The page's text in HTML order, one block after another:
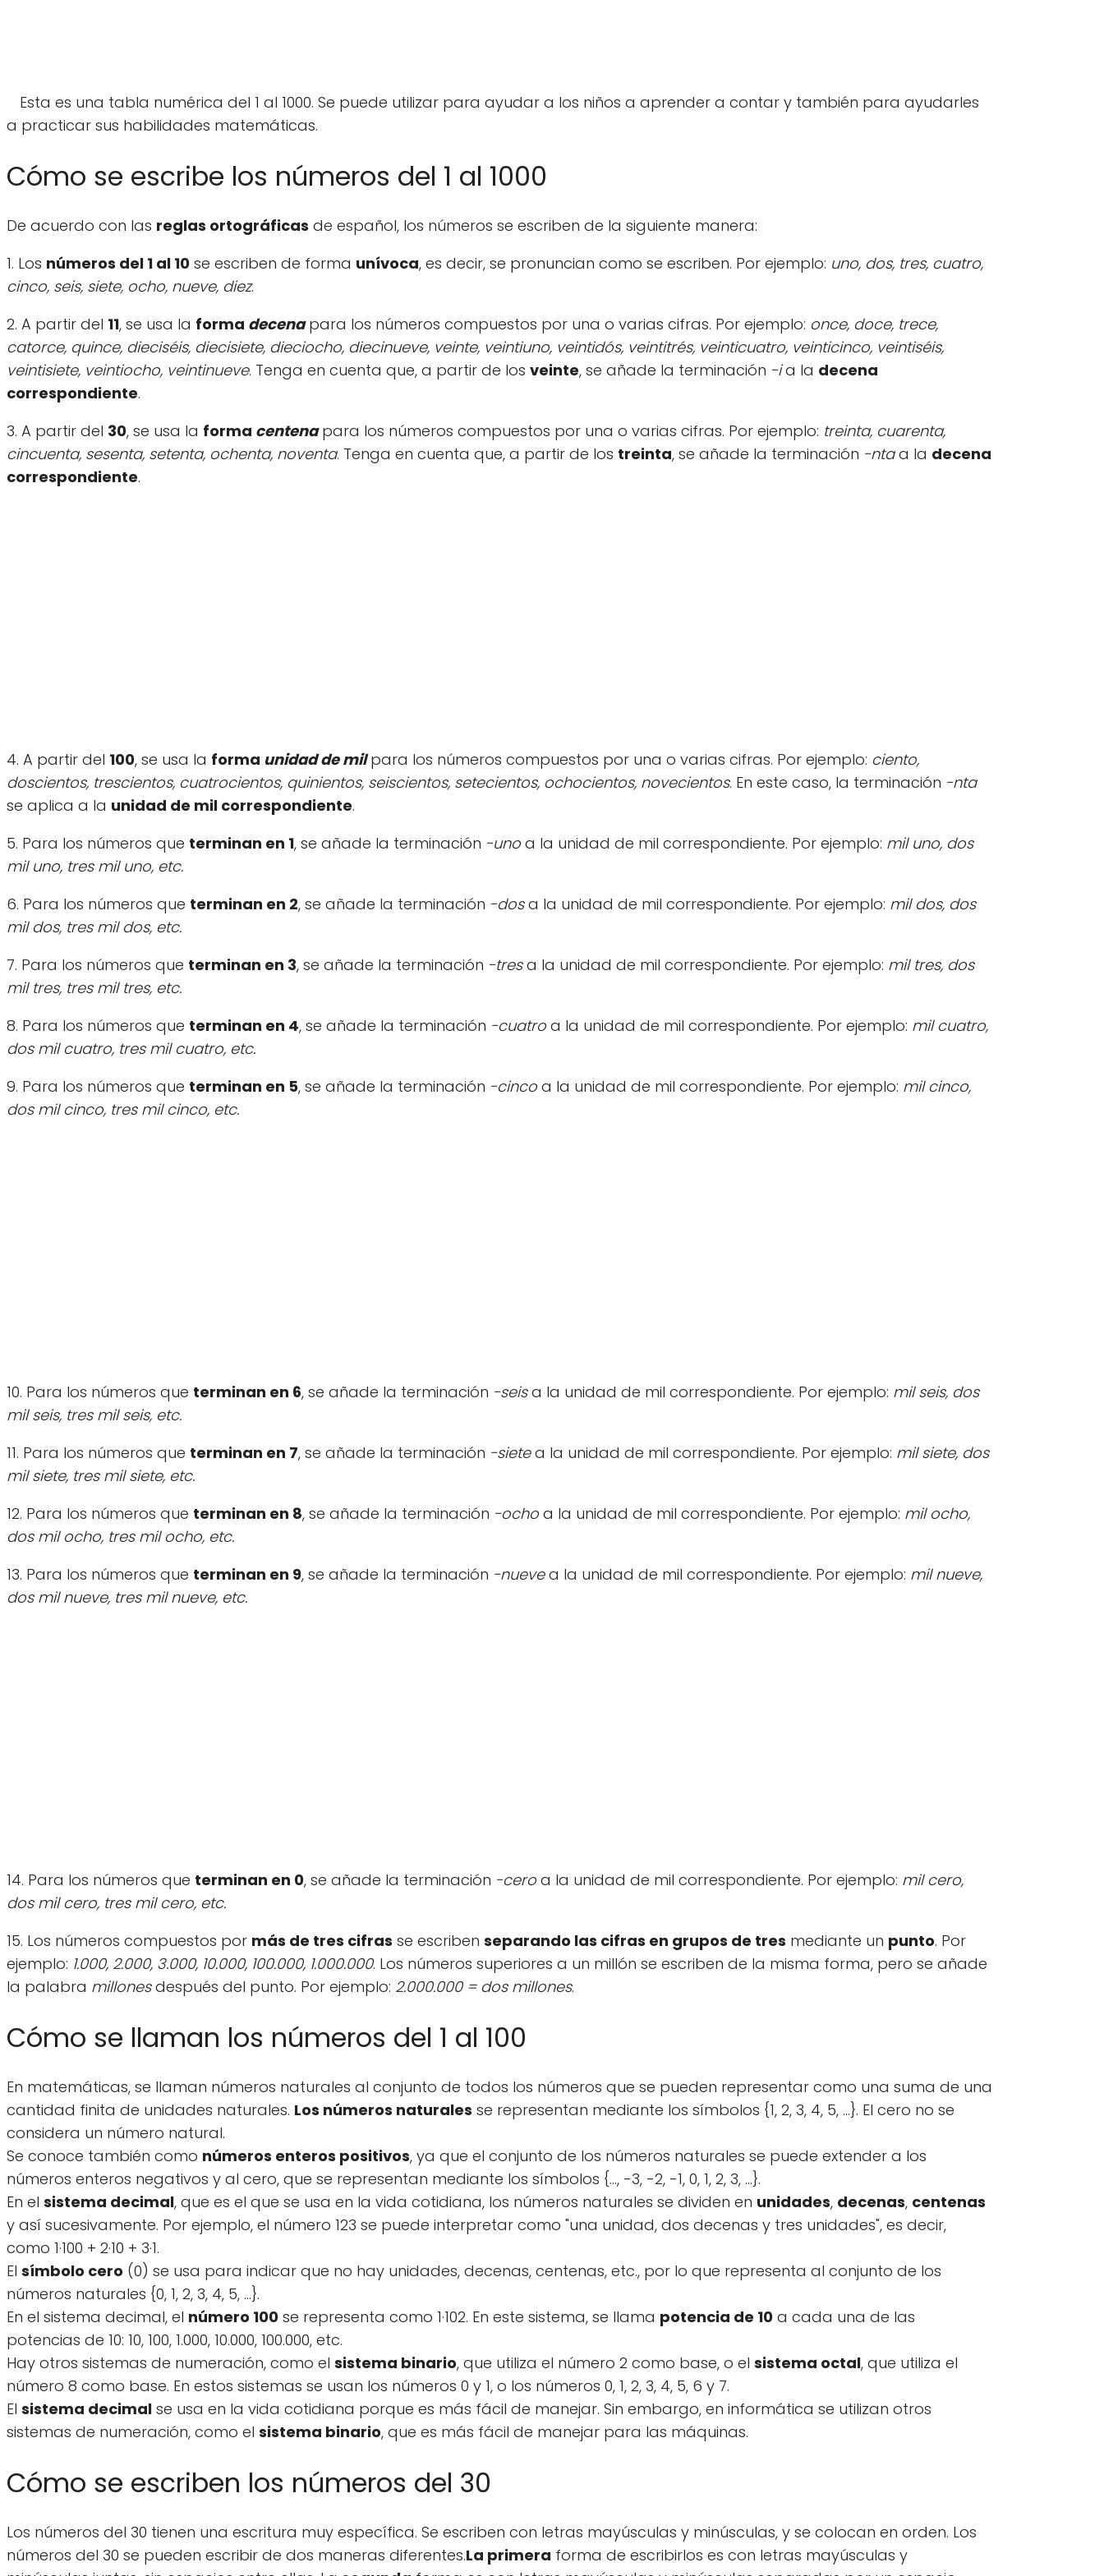
Esta es una tabla numérica del 1 al 1000. Se puede utilizar para ayudar a los niños a aprender a contar y también para ayudarles
a practicar sus habilidades matemáticas.
Cómo se escribe los números del 1 al 1000
De acuerdo con las reglas ortográficas de español, los números se escriben de la siguiente manera:
1. Los números del 1 al 10 se escriben de forma unívoca, es decir, se pronuncian como se escriben. Por ejemplo: uno, dos, tres, cuatro,
cinco, seis, siete, ocho, nueve, diez.
2. A partir del 11, se usa la forma decenapara los números compuestos por una o varias cifras. Por ejemplo: once, doce, trece,
catorce, quince, dieciséis, diecisiete, dieciocho, diecinueve, veinte, veintiuno, veintidós, veintitrés, veinticuatro, veinticinco, veintiséis,
veintisiete, veintiocho, veintinueve. Tenga en cuenta que, a partir de los veinte, se añade la terminación -ia la decena
correspondiente.
3. A partir del 30, se usa la forma centenapara los números compuestos por una o varias cifras. Por ejemplo: treinta, cuarenta,
cincuenta, sesenta, setenta, ochenta, noventa. Tenga en cuenta que, a partir de los treinta, se añade la terminación -ntaa la decena
correspondiente.
4. A partir del 100, se usa la forma unidad de milpara los números compuestos por una o varias cifras. Por ejemplo: ciento,
doscientos, trescientos, cuatrocientos, quinientos, seiscientos, setecientos, ochocientos, novecientos. En este caso, la terminación -nta
se aplica a la unidad de mil correspondiente.
5. Para los números que terminan en 1, se añade la terminación -uno a la unidad de mil correspondiente. Por ejemplo: mil uno, dos
mil uno, tres mil uno, etc.
6. Para los números que terminan en 2, se añade la terminación -dosa la unidad de mil correspondiente. Por ejemplo: mil dos, dos
mil dos, tres mil dos, etc.
7. Para los números que terminan en 3, se añade la terminación -tresa la unidad de mil correspondiente. Por ejemplo: mil tres, dos
mil tres, tres mil tres, etc.
8. Para los números que terminan en 4, se añade la terminación -cuatro a la unidad de mil correspondiente. Por ejemplo: mil cuatro,
dos mil cuatro, tres mil cuatro, etc.
9. Para los números que terminan en 5, se añade la terminación -cinco a la unidad de mil correspondiente. Por ejemplo: mil cinco,
dos mil cinco, tres mil cinco, etc.
10. Para los números que terminan en 6, se añade la terminación -seisa la unidad de mil correspondiente. Por ejemplo: mil seis, dos
mil seis, tres mil seis, etc.
11. Para los números que terminan en 7, se añade la terminación -sietea la unidad de mil correspondiente. Por ejemplo: mil siete, dos
mil siete, tres mil siete, etc.
12. Para los números que terminan en 8, se añade la terminación -ocho a la unidad de mil correspondiente. Por ejemplo: mil ocho,
dos mil ocho, tres mil ocho, etc.
13. Para los números que terminan en 9, se añade la terminación -nuevea la unidad de mil correspondiente. Por ejemplo: mil nueve,
dos mil nueve, tres mil nueve, etc.
14. Para los números que terminan en 0, se añade la terminación -cero a la unidad de mil correspondiente. Por ejemplo: mil cero,
dos mil cero, tres mil cero, etc.
15. Los números compuestos por más de tres cifras se escriben separando las cifras en grupos de tres mediante un punto. Por
ejemplo: 1.000, 2.000, 3.000, 10.000, 100.000, 1.000.000. Los números superiores a un millón se escriben de la misma forma, pero se añade
la palabra millonesdespués del punto. Por ejemplo: 2.000.000 = dos millones.
Cómo se llaman los números del 1 al 100
En matemáticas, se llaman números naturales al conjunto de todos los números que se pueden representar como una suma de una
cantidad finita de unidades naturales. Los números naturales se representan mediante los símbolos {1, 2, 3, 4, 5, ...}. El cero no se
considera un número natural.
Se conoce también como números enteros positivos, ya que el conjunto de los números naturales se puede extender a los
números enteros negativos y al cero, que se representan mediante los símbolos {..., -3, -2, -1, 0, 1, 2, 3, ...}.
En el sistema decimal, que es el que se usa en la vida cotidiana, los números naturales se dividen en unidades, decenas, centenas
y así sucesivamente. Por ejemplo, el número 123 se puede interpretar como "una unidad, dos decenas y tres unidades", es decir,
como 1·100 + 2·10 + 3·1.
El símbolo cero (0) se usa para indicar que no hay unidades, decenas, centenas, etc., por lo que representa al conjunto de los
números naturales {0, 1, 2, 3, 4, 5, ...}.
En el sistema decimal, el número 100 se representa como 1·102. En este sistema, se llama potencia de 10 a cada una de las
potencias de 10: 10, 100, 1.000, 10.000, 100.000, etc.
Hay otros sistemas de numeración, como el sistema binario, que utiliza el número 2 como base, o el sistema octal, que utiliza el
número 8 como base. En estos sistemas se usan los números 0 y 1, o los números 0, 1, 2, 3, 4, 5, 6 y 7.
El sistema decimal se usa en la vida cotidiana porque es más fácil de manejar. Sin embargo, en informática se utilizan otros
sistemas de numeración, como el sistema binario, que es más fácil de manejar para las máquinas.
Cómo se escriben los números del 30
Los números del 30 tienen una escritura muy específica. Se escriben con letras mayúsculas y minúsculas, y se colocan en orden. Los
números del 30 se pueden escribir de dos maneras diferentes.La primera forma de escribirlos es con letras mayúsculas y